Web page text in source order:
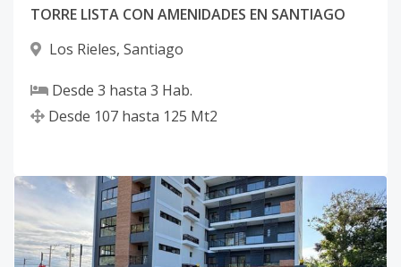
TORRE LISTA CON AMENIDADES EN SANTIAGO
Los Rieles, Santiago
Desde 3 hasta 3 Hab.
Desde 107 hasta 125 Mt2